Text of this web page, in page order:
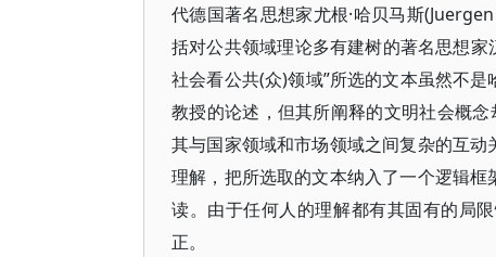
代德国著名思想家尤根·哈贝马斯
括对公共领域理论多有建树的著名思想家
社会看公共(众)领域”所选的文本虽然不
教授的论述，但其所阐释的文明社会概
其与国家领域和市场领域之间复杂的互
理解，把所选取的文本纳入了一个逻辑
读。由于任何人的理解都有其固有的局
正。